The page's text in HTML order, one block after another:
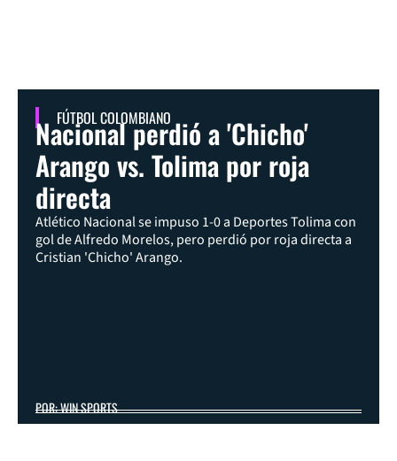
FÚTBOL COLOMBIANO
Nacional perdió a 'Chicho'
Arango vs. Tolima por roja
directa
Atlético Nacional se impuso 1-0 a Deportes Tolima con
gol de Alfredo Morelos, pero perdió por roja directa a
Cristian 'Chicho' Arango.
POR: WIN SPORTS